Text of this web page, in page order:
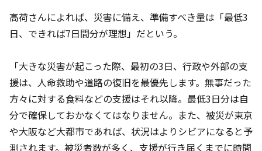
高荷さんによれば、災害に備え、準備すべき量は「最低3
日、できれば7日間分が理想」だという。
「大きな災害が起こった際、最初の3日、行政や外部の支
援は、人命救助や道路の復旧を最優先します。無事だった
方々に対する食料などの支援はそれ以降。最低3日分は自
分で確保しておかなくてはなりません。また、被災が東京
や大阪など大都市であれば、状況はよりシビアになると予
測されます。被災者数が多く、支援が行き届くまでに時間